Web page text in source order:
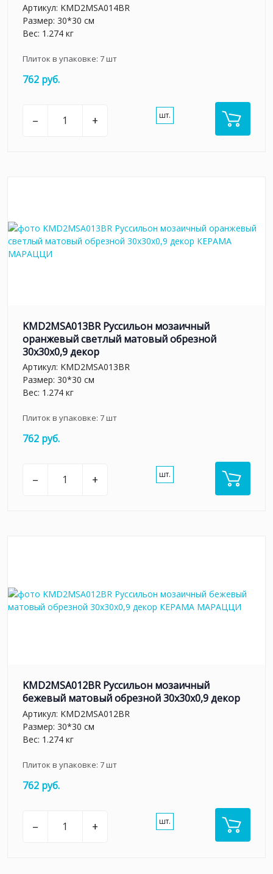
Артикул: KMD2MSA014BR
Размер: 30*30 см
Вес: 1.274 кг
Плиток в упаковке: 7шт
762 руб.
– + шт.
KMD2MSA013BR Руссильон мозаичный
оранжевый светлый матовый обрезной
30x30x0,9 декор
Артикул: KMD2MSA013BR
Размер: 30*30 см
Вес: 1.274 кг
Плиток в упаковке: 7шт
762 руб.
– + шт.
KMD2MSA012BR Руссильон мозаичный
бежевый матовый обрезной 30x30x0,9 декор
Артикул: KMD2MSA012BR
Размер: 30*30 см
Вес: 1.274 кг
Плиток в упаковке: 7шт
762 руб.
– + шт.